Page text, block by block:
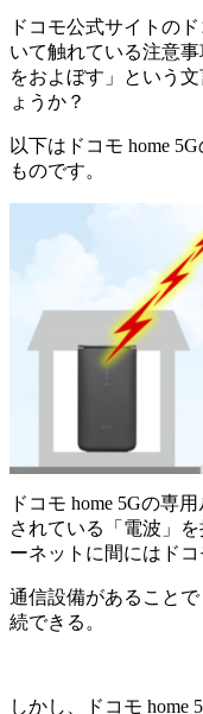
ドコモ公式サイトの
いて触れている注意事
をおよぼす」という
ょうか？
以下はドコモ home
ものです。
ドコモ home 5Gの専
されている「電波」を
ーネットに間には ド
通信設備があること
続できる。
しかし、ドコモ home